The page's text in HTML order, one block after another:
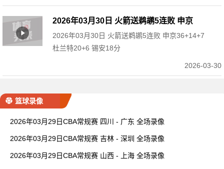
2026年03月30日 火箭送鹈鹕5连败 申京
36+14+7 杜兰特20+6 锡安18分
2026年03月30日 火箭送鹈鹕5连败 申京36+14+7
杜兰特20+6 锡安18分
2026-03-30
篮球录像
2026年03月29日CBA常规赛 四川 - 广东 全场录像
2026年03月29日CBA常规赛 吉林 - 深圳 全场录像
2026年03月29日CBA常规赛 山西 - 上海 全场录像